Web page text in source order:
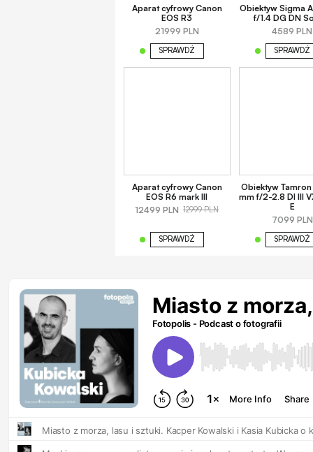
Aparat cyfrowy Canon
EOS R3
21999 PLN
SPRAWDŹ
Obiektyw Sigma
f/1.4 DG DN
4589 PLN
SPRAWDŹ
Aparat cyfrowy Canon
EOS R6 mark III
12499 PLN 12999 PLN
SPRAWDŹ
Obiektyw
mm f/2-2.8 DI III
E
7099 PLN
SPRAWDŹ